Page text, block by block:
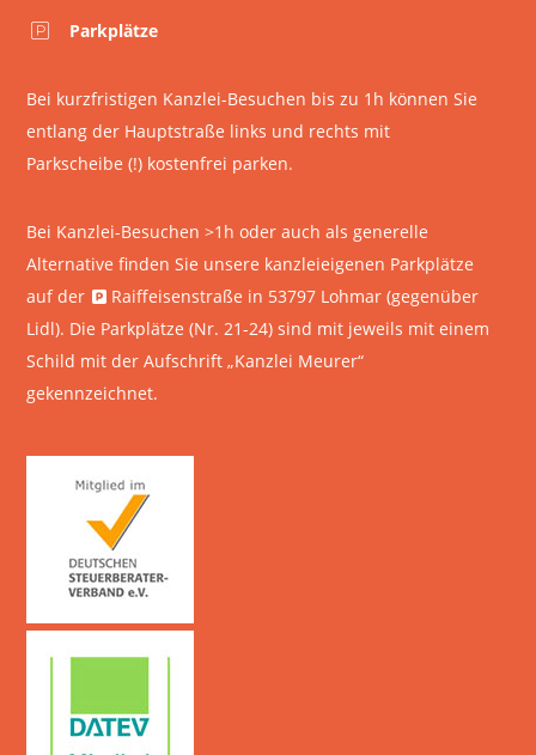
Parkplätze
Bei kurzfristigen Kanzlei-Besuchen bis zu 1h können Sie
entlang der Hauptstraße links und rechts mit
Parkscheibe (!) kostenfrei parken.
Bei Kanzlei-Besuchen >1h oder auch als generelle
Alternative finden Sie unsere kanzleieigenen Parkplätze
auf der
Raiffeisenstraße in 53797 Lohmar (gegenüber
Lidl). Die Parkplätze (Nr. 21-24) sind mit jeweils mit einem
Schild mit der Aufschrift „Kanzlei Meurer“
gekennzeichnet.